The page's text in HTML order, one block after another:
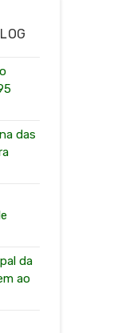
das
da
ao